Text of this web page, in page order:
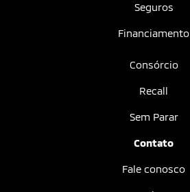
Seguros
Financiamento
Consórcio
Recall
Sem Parar
Contato
Fale conosco